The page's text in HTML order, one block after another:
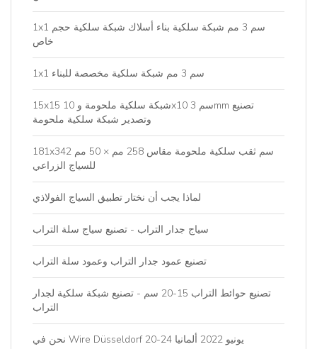
1x1 سم 3 مم شبكة سلكية بناء أسلاك شبكة سلكية حجم
خاص
1x1 سم 3 مم شبكة سلكية مخصصة للبناء
15x15 شبكة سلكية ملحومة و 10x10 سم 3mm تصنيع
وتصدير شبكة سلكية ملحومة
181x342 سم ثقب سلكية ملحومة مقاس 258 مم × 50 مم
للسياج الزراعي
لماذا يجب أن نختار تطبيق السياج الفولاذي
سياج جدار التراب - تصنيع سياج سلة التراب
تصنيع عمود جدار التراب وعمود سلة التراب
تصنيع حوائط التراب 15-20 سم - تصنيع شبكة سلكية لجدار
التراب
نحن في Wire Düsseldorf 20-24 يونيو 2022 ألمانيا